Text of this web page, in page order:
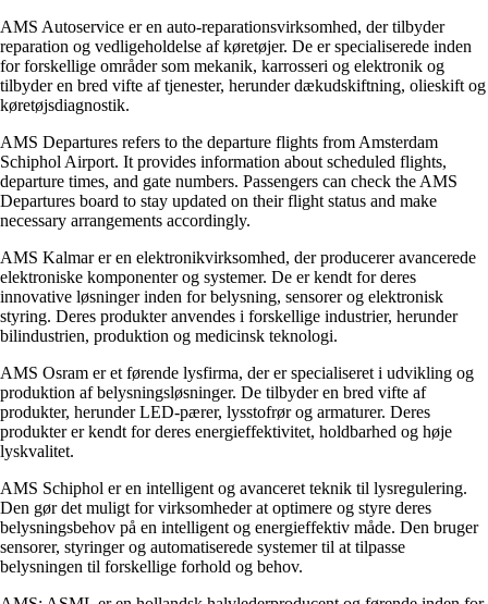
AMS Autoservice er en auto-reparationsvirksomhed, der tilbyder
reparation og vedligeholdelse af køretøjer. De er specialiserede inden
for forskellige områder som mekanik, karrosseri og elektronik og
tilbyder en bred vifte af tjenester, herunder dækudskiftning, olieskift og
køretøjsdiagnostik.
AMS Departures refers to the departure flights from Amsterdam
Schiphol Airport. It provides information about scheduled flights,
departure times, and gate numbers. Passengers can check the AMS
Departures board to stay updated on their flight status and make
necessary arrangements accordingly.
AMS Kalmar er en elektronikvirksomhed, der producerer avancerede
elektroniske komponenter og systemer. De er kendt for deres
innovative løsninger inden for belysning, sensorer og elektronisk
styring. Deres produkter anvendes i forskellige industrier, herunder
bilindustrien, produktion og medicinsk teknologi.
AMS Osram er et førende lysfirma, der er specialiseret i udvikling og
produktion af belysningsløsninger. De tilbyder en bred vifte af
produkter, herunder LED-pærer, lysstofrør og armaturer. Deres
produkter er kendt for deres energieffektivitet, holdbarhed og høje
lyskvalitet.
AMS Schiphol er en intelligent og avanceret teknik til lysregulering.
Den gør det muligt for virksomheder at optimere og styre deres
belysningsbehov på en intelligent og energieffektiv måde. Den bruger
sensorer, styringer og automatiserede systemer til at tilpasse
belysningen til forskellige forhold og behov.